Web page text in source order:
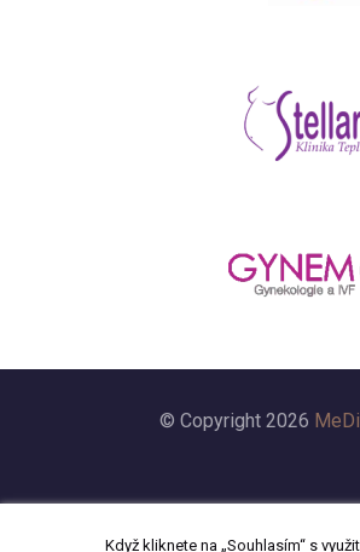
© Copyright 2026
Když kliknete na „Souhlasím“ s